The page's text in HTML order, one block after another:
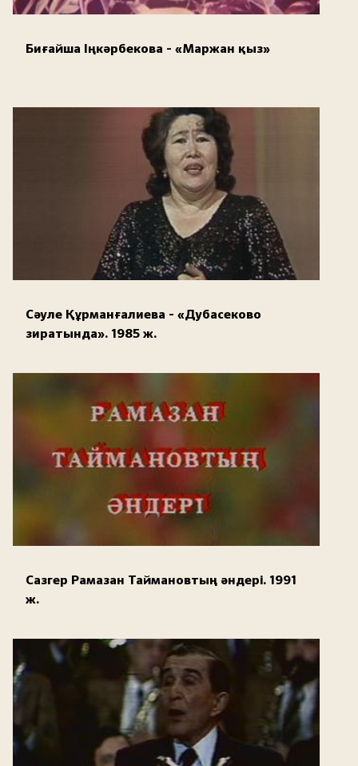
Биғайша Іңкәрбекова - «Маржан қыз»
Сәуле Құрманғалиева - «Дубасеково
зиратында». 1985 ж.
Сазгер Рамазан Таймановтың әндері. 1991
ж.